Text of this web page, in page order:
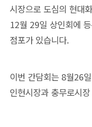
시장으로 도심의 현대
12월 29일 상인회에
점포가 있습니다.
이번 간담회는 8월26
인현시장과 충무로시